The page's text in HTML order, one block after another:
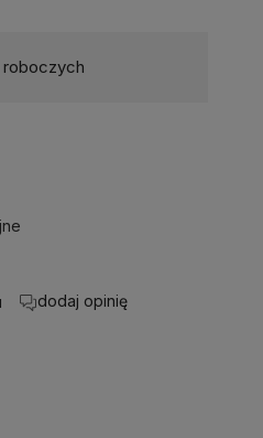
roboczych
dodaj opinię